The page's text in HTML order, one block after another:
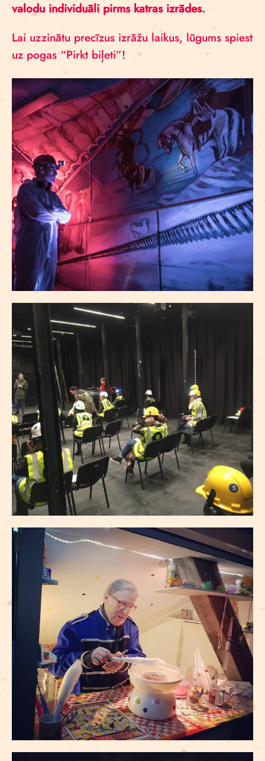
valodu individuāli pirms katras izrādes.
Lai uzzinātu precīzus izrāžu laikus, lūgums spiest
uz pogas “Pirkt biļeti”!